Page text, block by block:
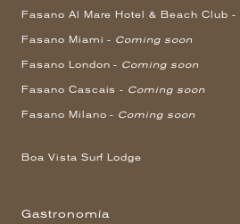
Fasano Al Mare Hotel & Beach Club -
Fasano Miami - Coming soon
Fasano London - Coming soon
Fasano Cascais - Coming soon
Fasano Milano - Coming soon
Boa Vista Surf Lodge
Gastronomía